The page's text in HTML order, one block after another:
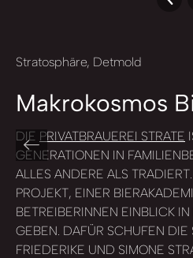
Stratosphäre, Detmold
Makrokosmos
DIE PRIVATBRAUEREI STRATE
GENERATIONEN IN
ALLES ANDERE ALS
PROJEKT, EINER
BETREIBERINNEN EINBLICK
GEBEN. DAFÜR SCHUFEN DIE
FRIEDERIKE UND SIMONE